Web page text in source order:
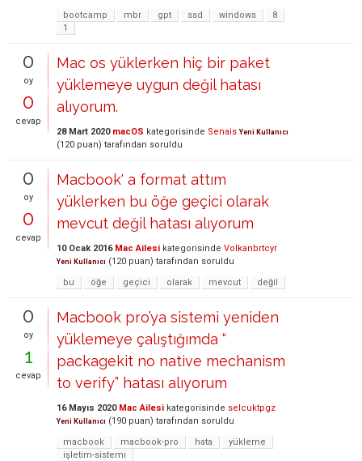
bootcamp
mbr gpt ssd windows
8
1
0
oy
0
cevap
Mac os yüklerken hiç bir paket
yüklemeye uygun değil hatası
alıyorum.
28 Mart 2020 macOS kategorisinde Senais Yeni Kullanıcı
(120 puan) tarafından soruldu
0
oy
0
cevap
Macbook' a format attım
yüklerken bu öğe geçici olarak
mevcut değil hatası alıyorum
10 Ocak 2016 Mac Ailesi kategorisinde Volkanbrtcyr
Yeni Kullanıcı (120 puan) tarafından soruldu
bu
öğe geçici olarak mevcut değil
0
oy
1
cevap
Macbook pro’ya sistemi yeniden
yüklemeye çalıştığımda “
packagekit no native mechanism
to verify” hatası alıyorum
16 Mayıs 2020 Mac Ailesi kategorisinde selcuktpgz
Yeni Kullanıcı (190 puan) tarafından soruldu
macbook
macbook-pro hata
yükleme
işletim-sistemi